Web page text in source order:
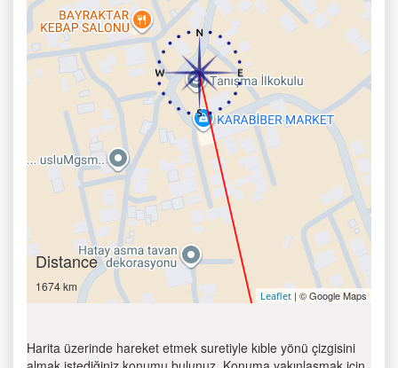
Distance
1674 km
Leaflet | © Google Maps
Harita üzerinde hareket etmek suretiyle kıble yönü çizgisini